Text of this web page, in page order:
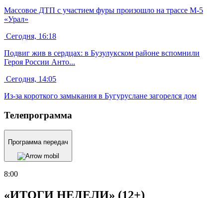
Массовое ДТП с участием фуры произошло на трассе М-5
«Урал»
Сегодня, 16:18
Подвиг жив в сердцах: в Бузулукском районе вспомнили
Героя России Анто...
Сегодня, 14:05
Из-за короткого замыкания в Бугуруслане загорелся дом
Телепрограмма
Программа передач
8:00
«ИТОГИ НЕДЕЛИ» (12+)